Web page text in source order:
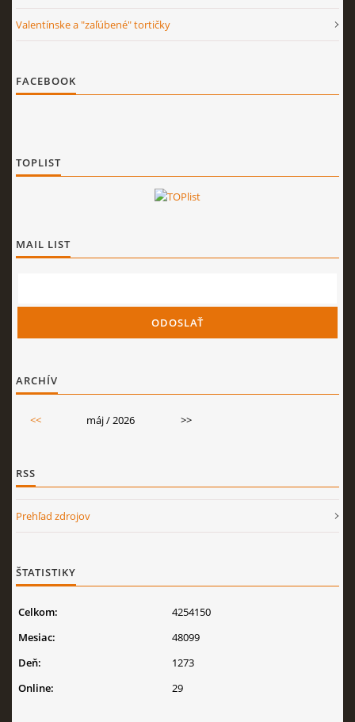
Valentínske a "zaľúbené" tortičky
FACEBOOK
TOPLIST
MAIL LIST
ARCHÍV
<< máj / 2026 >>
RSS
Prehľad zdrojov
ŠTATISTIKY
Online: 29
Celkom:
4254150
Mesiac:
48099
Deň:
1273